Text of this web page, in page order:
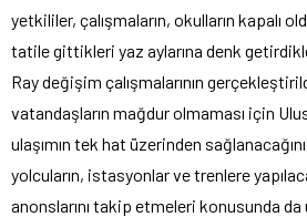
yetkililer, çalışmaların, okulların kapalı
tatile gittikleri yaz aylarına denk
Ray değişim çalışmalarının
vatandaşların mağdur olmaması için
ulaşımın tek hat üzerinden
yolcuların, istasyonlar ve trenlere
anonslarını takip etmeleri konusunda da